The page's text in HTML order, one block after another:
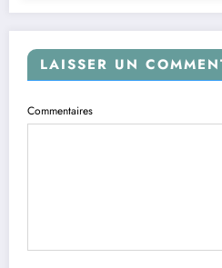
LAISSER UN
Commentaires